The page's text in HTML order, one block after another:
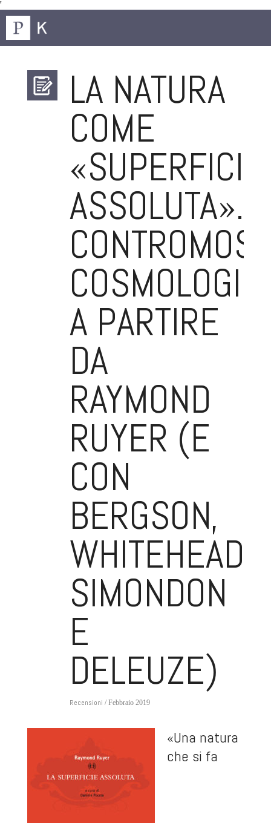
'
LA NATURA
COME
«SUPERFICIE
ASSOLUTA».
A PARTIRE
DA
RAYMOND
RUYER (E
CON
BERGSON,
WHITEHEAD,
SIMONDON
E
DELEUZE)
Recensioni / Febbraio 2019
«Una natura
che si fa